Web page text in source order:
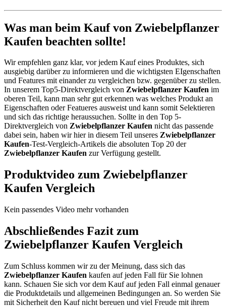
Was man beim Kauf von Zwiebelpflanzer
Kaufen beachten sollte!
Wir empfehlen ganz klar, vor jedem Kauf eines Produktes, sich
ausgiebig darüber zu informieren und die wichtigsten EIgenschaften
und Features mit einander zu vergleichen bzw. gegenüber zu stellen.
In unserem Top5-Direktvergleich von Zwiebelpflanzer Kaufen im
oberen Teil, kann man sehr gut erkennen was welches Produkt an
Eigenschaften oder Featueres ausweist und kann somit Selektieren
und sich das richtige heraussuchen. Sollte in den Top 5-
Direktvergleich von Zwiebelpflanzer Kaufen nicht das passende
dabei sein, haben wir hier in diesem Teil unseres Zwiebelpflanzer
Kaufen-Test-Vergleich-Artikels die absoluten Top 20 der
Zwiebelpflanzer Kaufen zur Verfügung gestellt.
Produktvideo zum Zwiebelpflanzer
Kaufen Vergleich
Kein passendes Video mehr vorhanden
Abschließendes Fazit zum
Zwiebelpflanzer Kaufen Vergleich
Zum Schluss kommen wir zu der Meinung, dass sich das
Zwiebelpflanzer Kaufen kaufen auf jeden Fall für Sie lohnen
kann. Schauen Sie sich vor dem Kauf auf jeden Fall einmal genauer
die Produktdetails und allgemeinen Bedingungen an. So werden Sie
mit Sicherheit den Kauf nicht bereuen und viel Freude mit ihrem